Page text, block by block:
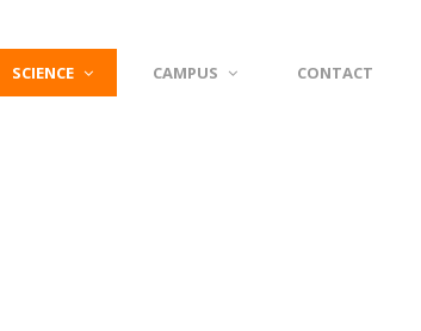
SCIENCE CAMPUS CONTACT